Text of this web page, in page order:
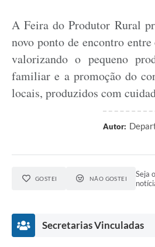
A Feira do Produtor Rural
novo ponto de encontro
valorizando o pequeno
familiar e a promoção do
locais, produzidos com
Autor:
GOSTEI NÃO GOSTEI
Seja
Secretarias Vinculadas